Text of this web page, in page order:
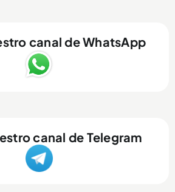
canal de WhatsApp
canal de Telegram